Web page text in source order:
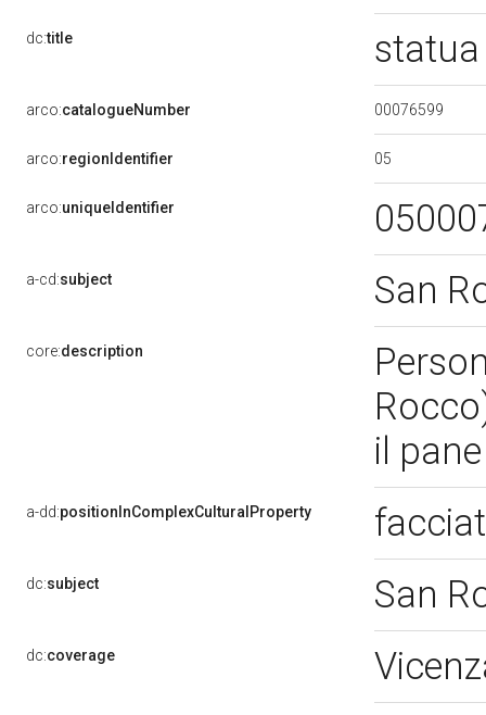
dc:title
arco:catalogueNumber 00076599
arco:regionIdentifier 05
arco:uniqueIdentifier
a-cd:subject San
core:description
il
a-dd:positionInComplexCulturalProperty
dc:subject San
dc:coverage